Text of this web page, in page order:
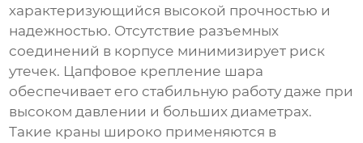
характеризующийся высокой прочностью и
надежностью. Отсутствие разъемных
соединений в корпусе минимизирует риск
утечек. Цапфовое крепление шара
обеспечивает его стабильную работу даже при
высоком давлении и больших диаметрах.
Такие краны широко применяются в